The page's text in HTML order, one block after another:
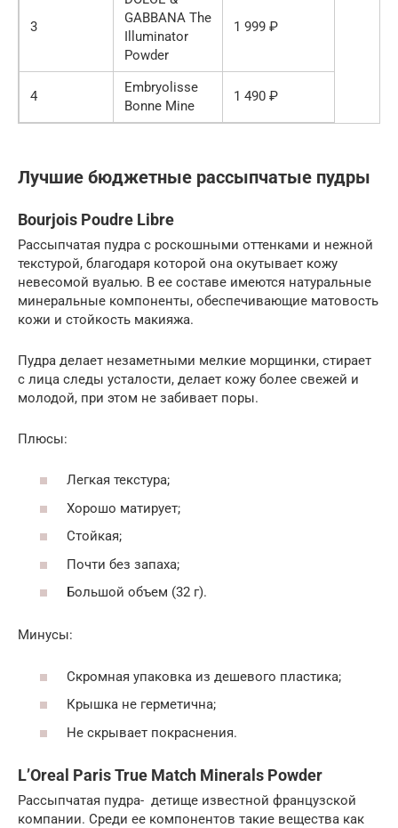
3
GABBANA The
Illuminator
Powder
1 999 ₽
4
Embryolisse
Bonne Mine
1 490 ₽
Лучшие бюджетные рассыпчатые пудры
Bourjois Poudre Libre
Рассыпчатая пудра с роскошными оттенками и нежной
текстурой, благодаря которой она окутывает кожу
невесомой вуалью. В ее составе имеются натуральные
минеральные компоненты, обеспечивающие матовость
кожи и стойкость макияжа.
Пудра делает незаметными мелкие морщинки, стирает
с лица следы усталости, делает кожу более свежей и
молодой, при этом не забивает поры.
Плюсы:
Легкая текстура;
Хорошо матирует;
Стойкая;
Почти без запаха;
Большой объем (32 г).
Минусы:
Скромная упаковка из дешевого пластика;
Крышка не герметична;
Не скрывает покраснения.
L’Oreal Paris True Match Minerals Powder
Рассыпчатая пудра- детище известной французской
компании. Среди ее компонентов такие вещества как